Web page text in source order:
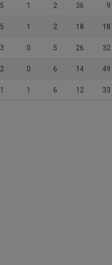
5 1 2 36 9
5 1 2 18 18
3 0 5 26 32
2 0 6 14 49
1 1 6 12 33